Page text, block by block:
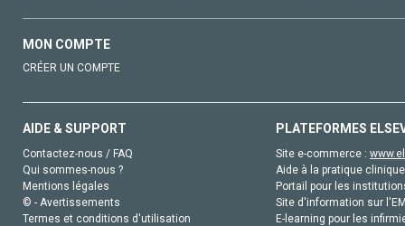
MON COMPTE
CRÉER UN COMPTE
AIDE & SUPPORT
Contactez-nous / FAQ
Qui sommes-nous ?
Mentions légales
© - Avertissements
Termes et conditions d'utilisation
PLATEFORMES
Site e-commerce :
Aide à la pratique
Portail pour les
Site d'information sur
E-learning pour les